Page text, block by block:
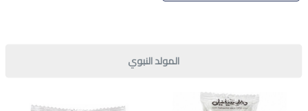
المولد النبوي